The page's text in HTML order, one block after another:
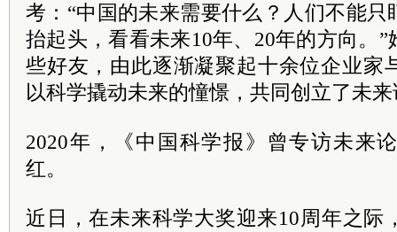
考：“中国的未来需要什么？人们不能
抬起头，看看未来10年、20年的方向。
些好友，由此逐渐凝聚起十余位企业家
以科学撬动未来的憧憬，共同创立了未
2020年，《中国科学报》曾专访未来
红。
近日，在未来科学大奖迎来10周年之际